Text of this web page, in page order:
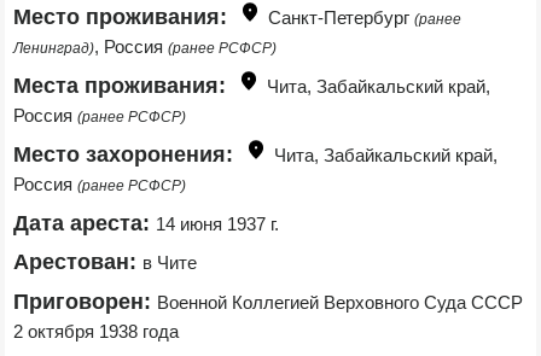
Место проживания: Санкт-Петербург (ранее
Ленинград), Россия (ранее РСФСР)
Места проживания:
Чита, Забайкальский край,
Россия (ранее РСФСР)
Место захоронения:
Чита, Забайкальский край,
Россия (ранее РСФСР)
Дата ареста: 14 июня 1937 г.
Арестован: в Чите
Приговорен: Военной Коллегией Верховного Суда СССР
2 октября 1938 года